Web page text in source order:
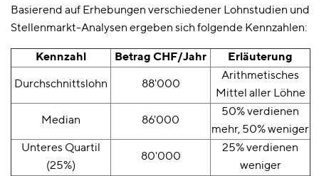
Basierend auf Erhebungen verschiedener Lohnstudien und
Stellenmarkt-Analysen ergeben sich folgende Kennzahlen:
Kennzahl Betrag CHF/Jahr Erläuterung
Durchschnittslohn 88'000
Arithmetisches
Mittel aller Löhne
Median 86'000
50% verdienen
mehr, 50% weniger
Unteres Quartil
(25%)
80'000
25% verdienen
weniger